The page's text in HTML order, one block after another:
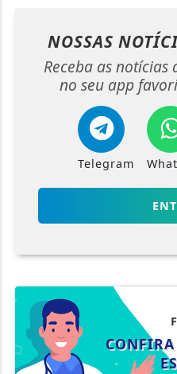
NOSSAS
Receba as notícias
no seu app
Telegram